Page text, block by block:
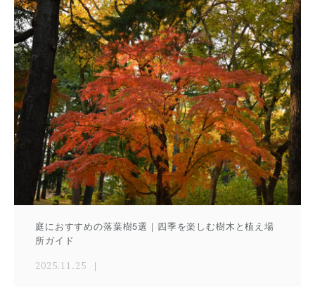
庭におすすめの落葉樹5選｜四季を楽しむ樹木と植え場
所ガイド
2025.11.25